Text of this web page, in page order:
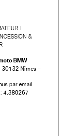
&
BMW
30132 Nîmes –
par email
: 4.380267